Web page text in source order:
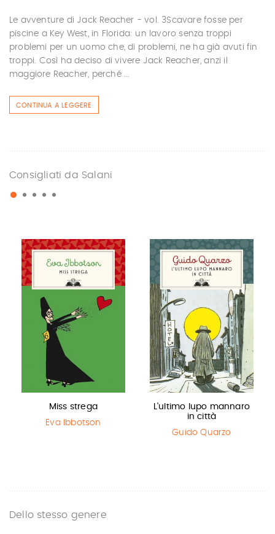
Le avventure di Jack Reacher - vol. 3Scavare fosse per
piscine a Key West, in Florida: un lavoro senza troppi
problemi per un uomo che, di problemi, ne ha già avuti fin
troppi. Così ha deciso di vivere Jack Reacher, anzi il
maggiore Reacher, perché ...
CONTINUA A LEGGERE
Consigliati da Salani
Miss strega
Eva Ibbotson
L'ultimo lupo mannaro
in città
Guido Quarzo
Dello stesso genere